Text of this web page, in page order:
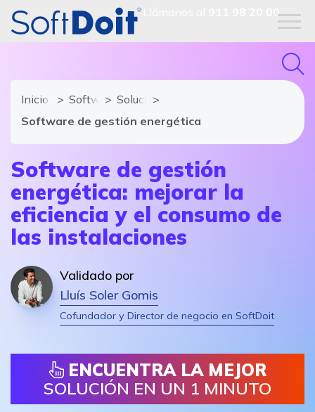
911 98 20 00
Inicio Software ERPSoluciones y módulos de Software
Software de gestión energética
Software de gestión
energética: mejorar la
eficiencia y el consumo de
las instalaciones
Validado por
Lluís Soler Gomis
Cofundador y Director de negocio en SoftDoit
ENCUENTRA LA MEJOR
SOLUCIÓN EN UN 1 MINUTO